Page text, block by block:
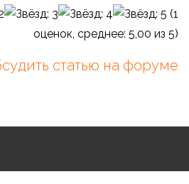
(1
оценок, среднее: 5,00 из 5)
статью на форуме